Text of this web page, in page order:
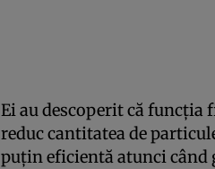
Ei au descoperit că funcţia
reduc cantitatea de
puţin eficientă atunci când